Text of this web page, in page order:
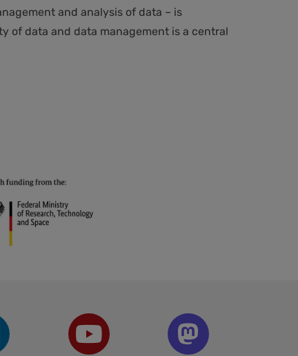
and analysis of data – is
of data and data management is a central